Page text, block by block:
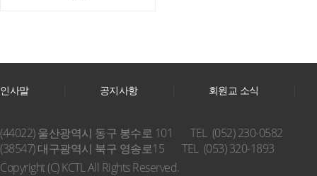
인사말 공지사항 회원교 소식
(44022) 울산광역시 동구 봉수로 101
TEL (052) 230-0582
(38547) 대구광역시 북구 영송로15
TEL (053) 320-1893
Copyright (C) KCTL All Rights Reserved.